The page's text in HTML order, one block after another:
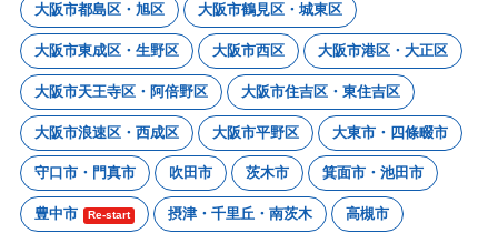
大阪市都島区・旭区 大阪市鶴見区・城東区
大阪市東成区・生野区 大阪市西区 大阪市港区・大正区
大阪市天王寺区・阿倍野区 大阪市住吉区・東住吉区
大阪市浪速区・西成区 大阪市平野区 大東市・四條畷市
守口市・門真市 吹田市 茨木市 箕面市・池田市
豊中市 Re-start 摂津・千里丘・南茨木 高槻市